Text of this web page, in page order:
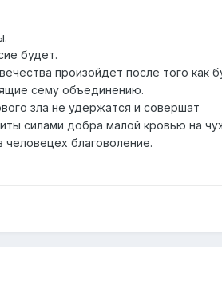
будет.
произойдет после того как
сему объединению.
зла не удержатся и совершат
силами добра малой кровью на
благоволение.